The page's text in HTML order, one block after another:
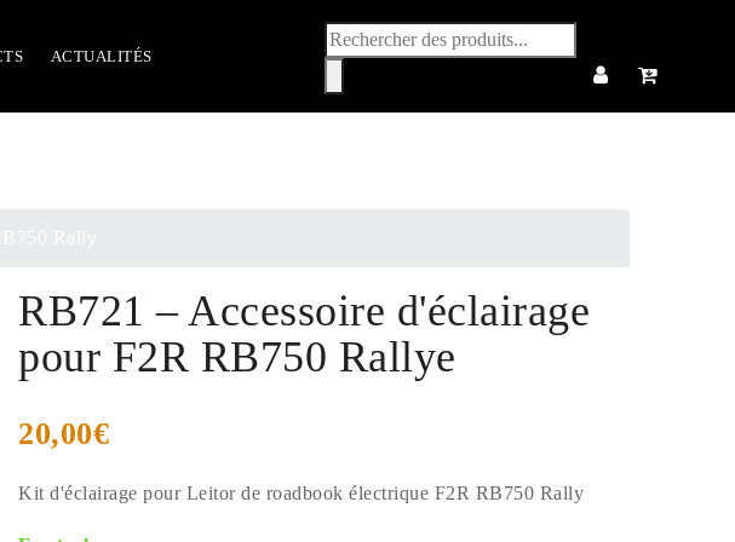
ACTUALITÉS
Recherche
de
produits
RB721 – Accessoire d'éclairage
pour F2R RB750 Rallye
20,00€
Kit d'éclairage pour Leitor de roadbook électrique F2R RB750 Rally